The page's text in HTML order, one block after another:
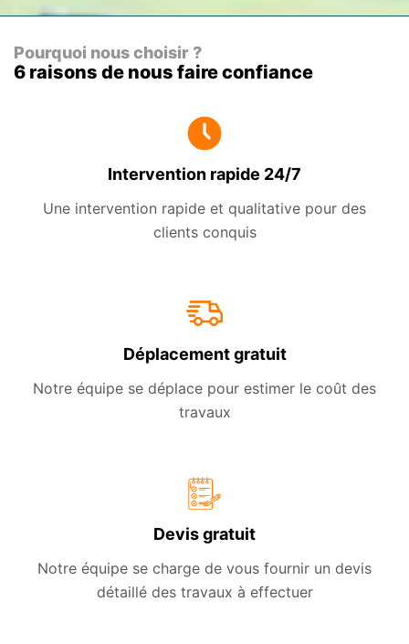
Pourquoi nous choisir ?
6 raisons de nous faire confiance
Intervention rapide 24/7
Une intervention rapide et qualitative pour des
clients conquis
Déplacement gratuit
Notre équipe se déplace pour estimer le coût des
travaux
Devis gratuit
Notre équipe se charge de vous fournir un devis
détaillé des travaux à effectuer